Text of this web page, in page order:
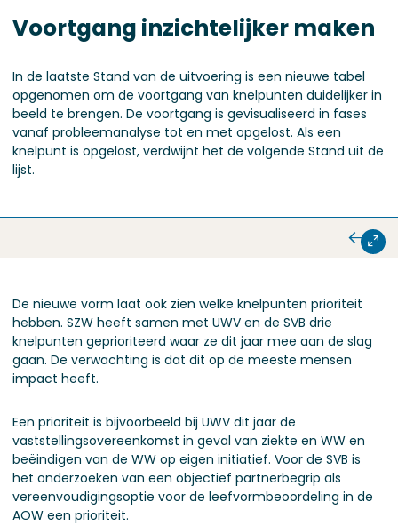
Voortgang inzichtelijker maken
In de laatste Stand van de uitvoering is een nieuwe tabel
opgenomen om de voortgang van knelpunten duidelijker in
beeld te brengen. De voortgang is gevisualiseerd in fases
vanaf probleemanalyse tot en met opgelost. Als een
knelpunt is opgelost, verdwijnt het de volgende Stand uit de
lijst.
De nieuwe vorm laat ook zien welke knelpunten prioriteit
hebben. SZW heeft samen met UWV en de SVB drie
knelpunten geprioriteerd waar ze dit jaar mee aan de slag
gaan. De verwachting is dat dit op de meeste mensen
impact heeft.
Een prioriteit is bijvoorbeeld bij UWV dit jaar de
vaststellingsovereenkomst in geval van ziekte en WW en
beëindigen van de WW op eigen initiatief. Voor de SVB is
het onderzoeken van een objectief partnerbegrip als
vereenvoudigingsoptie voor de leefvormbeoordeling in de
AOW een prioriteit.